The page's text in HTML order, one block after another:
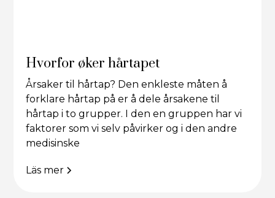
Hvorfor øker hårtapet
Årsaker til hårtap? Den enkleste måten å
forklare hårtap på er å dele årsakene til
hårtap i to grupper. I den en gruppen har vi
faktorer som vi selv påvirker og i den andre
medisinske
Läs mer